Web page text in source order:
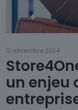
12 décembre 2024
un enjeu